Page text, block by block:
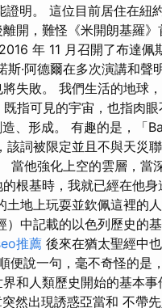
證明。 這位目前居住在紐
開，難怪《米開朗基羅》
年 11 月召開了布達佩
·阿德爾在多次演講和聲
失敗。 我們生活的地球
指可見的宇宙，也指肉眼
、形成。 有趣的是，「
詞被限定並且不與天災
當他強化上空的雲層，當
根基時，我就已經在他身
地上玩耍並欽佩這裡的人
）中記載的以色列歷史的
推薦 後來在猶太聖經中
便說一句，毫不奇怪的是
和人類歷史開始的基本事
然出現誘惑亞當和 不帶